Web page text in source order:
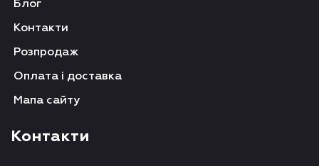
Блог
Контакти
Розпродаж
Оплата і доставка
Мапа сайту
Контакти